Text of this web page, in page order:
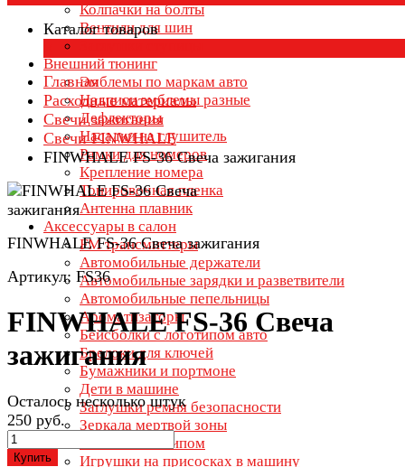
Колпачки на болты
Вентили для шин
Внешний тюнинг
Эмблемы по маркам авто
Надписи эмблемы разные
Дефлекторы
Насадки на глушитель
Рамки для номеров
Крепление номера
Тонировочная пленка
Антенна плавник
Аксессуары в салон
FM трансмиттеры
Автомобильные держатели
Автомобильные зарядки и разветвители
Автомобильные пепельницы
Ароматизаторы
Бейсболки с логотипом авто
Брелоки для ключей
Бумажники и портмоне
Дети в машине
Заглушки ремня безопасности
Зеркала мертвой зоны
Зонты с логотипом
Игрушки на присосках в машину
Каталог товаров
Главная
Расходные материалы
Свечи зажигания
Свечи FINWHALE
FINWHALE FS-36 Свеча зажигания
FINWHALE FS-36 Свеча зажигания
Артикул: FS36
FINWHALE FS-36 Свеча
зажигания
Осталось несколько штук
250 руб.
Купить